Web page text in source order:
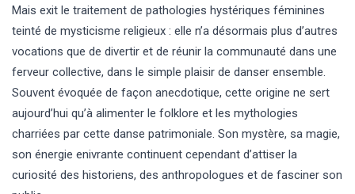
Mais exit le traitement de pathologies hystériques féminines
teinté de mysticisme religieux : elle n’a désormais plus d’autres
vocations que de divertir et de réunir la communauté dans une
ferveur collective, dans le simple plaisir de danser ensemble.
Souvent évoquée de façon anecdotique, cette origine ne sert
aujourd’hui qu’à alimenter le folklore et les mythologies
charriées par cette danse patrimoniale. Son mystère, sa magie,
son énergie enivrante continuent cependant d’attiser la
curiosité des historiens, des anthropologues et de fasciner son